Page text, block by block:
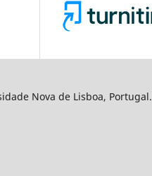
Nova de Lisboa, Portugal.